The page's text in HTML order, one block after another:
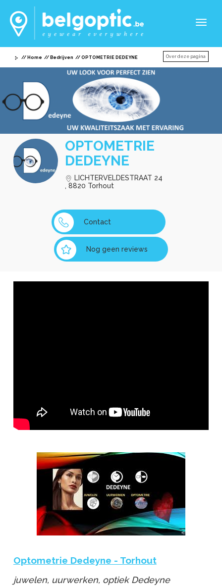
Home Bedrijven OPTOMETRIE DEDEYNE Over deze pagina
OPTOMETRIE
DEDEYNE
LICHTERVELDESTRAAT 24
, 8820 Torhout
Contact
Nog geen reviews
Optometrie Dedeyne - Torhout
juwelen, uurwerken, optiek Dedeyne